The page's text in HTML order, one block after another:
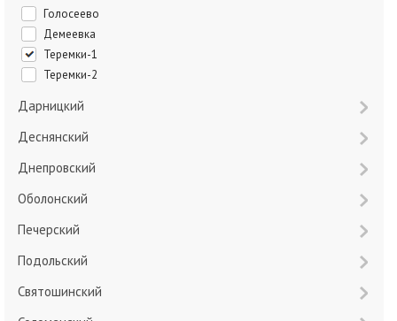
Голосеево
Демеевка
Теремки-1
Теремки-2
Дарницкий
Деснянский
Днепровский
Оболонский
Печерский
Подольский
Святошинский